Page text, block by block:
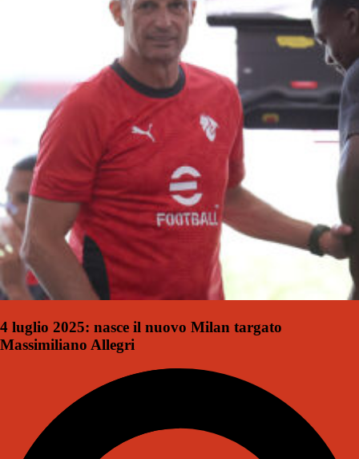
4 luglio 2025: nasce il nuovo Milan targato
Massimiliano Allegri